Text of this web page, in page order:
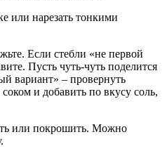
или нарезать тонкими
Если стебли «не первой
Пусть чуть-чуть поделится
вариант» – провернуть
и добавить по вкусу соль,
или покрошить. Можно